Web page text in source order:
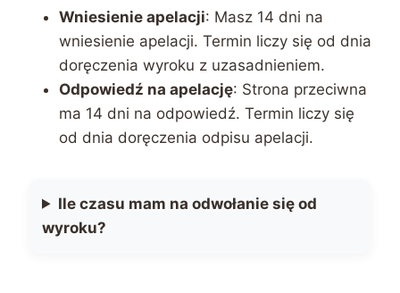
Wniesienie apelacji: Masz 14 dni na
wniesienie apelacji. Termin liczy się od dnia
doręczenia wyroku z uzasadnieniem.
Odpowiedź na apelację: Strona przeciwna
ma 14 dni na odpowiedź. Termin liczy się
od dnia doręczenia odpisu apelacji.
Ile czasu mam na odwołanie się od
wyroku?